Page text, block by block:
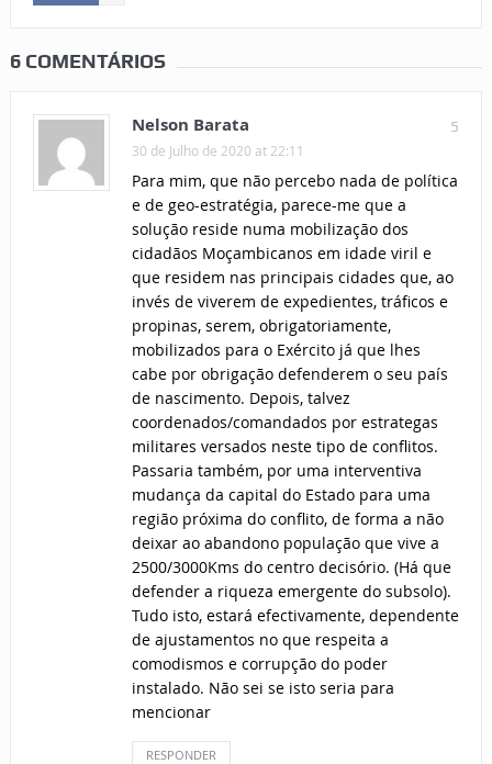
6 COMENTÁRIOS
5
Nelson Barata
30 de Julho de 2020 at 22:11
Para mim, que não percebo nada de política
e de geo-estratégia, parece-me que a
solução reside numa mobilização dos
cidadãos Moçambicanos em idade viril e
que residem nas principais cidades que, ao
invés de viverem de expedientes, tráficos e
propinas, serem, obrigatoriamente,
mobilizados para o Exército já que lhes
cabe por obrigação defenderem o seu país
de nascimento. Depois, talvez
coordenados/comandados por estrategas
militares versados neste tipo de conflitos.
Passaria também, por uma interventiva
mudança da capital do Estado para uma
região próxima do conflito, de forma a não
deixar ao abandono população que vive a
2500/3000Kms do centro decisório. (Há que
defender a riqueza emergente do subsolo).
Tudo isto, estará efectivamente, dependente
de ajustamentos no que respeita a
comodismos e corrupção do poder
instalado. Não sei se isto seria para
mencionar
RESPONDER